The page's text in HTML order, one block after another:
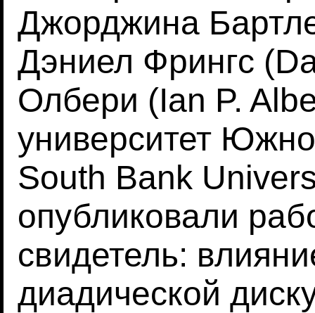
Джорджина
Дэниел Фрингс
Олбери (Ian P.
университет
South Bank
опубликовали
свидетель:
диадической